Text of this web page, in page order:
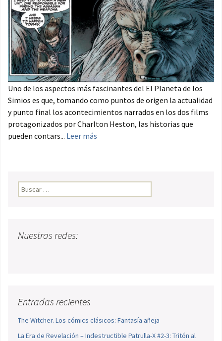
Uno de los aspectos más fascinantes del El Planeta de los
Simios es que, tomando como puntos de origen la actualidad
y punto final los acontecimientos narrados en los dos films
protagonizados por Charlton Heston, las historias que
pueden contars... Leer más
Buscar:
Nuestras redes:
Entradas recientes
The Witcher. Los cómics clásicos: Fantasía añeja
La Era de Revelación – Indestructible Patrulla-X #2-3: Tritón al